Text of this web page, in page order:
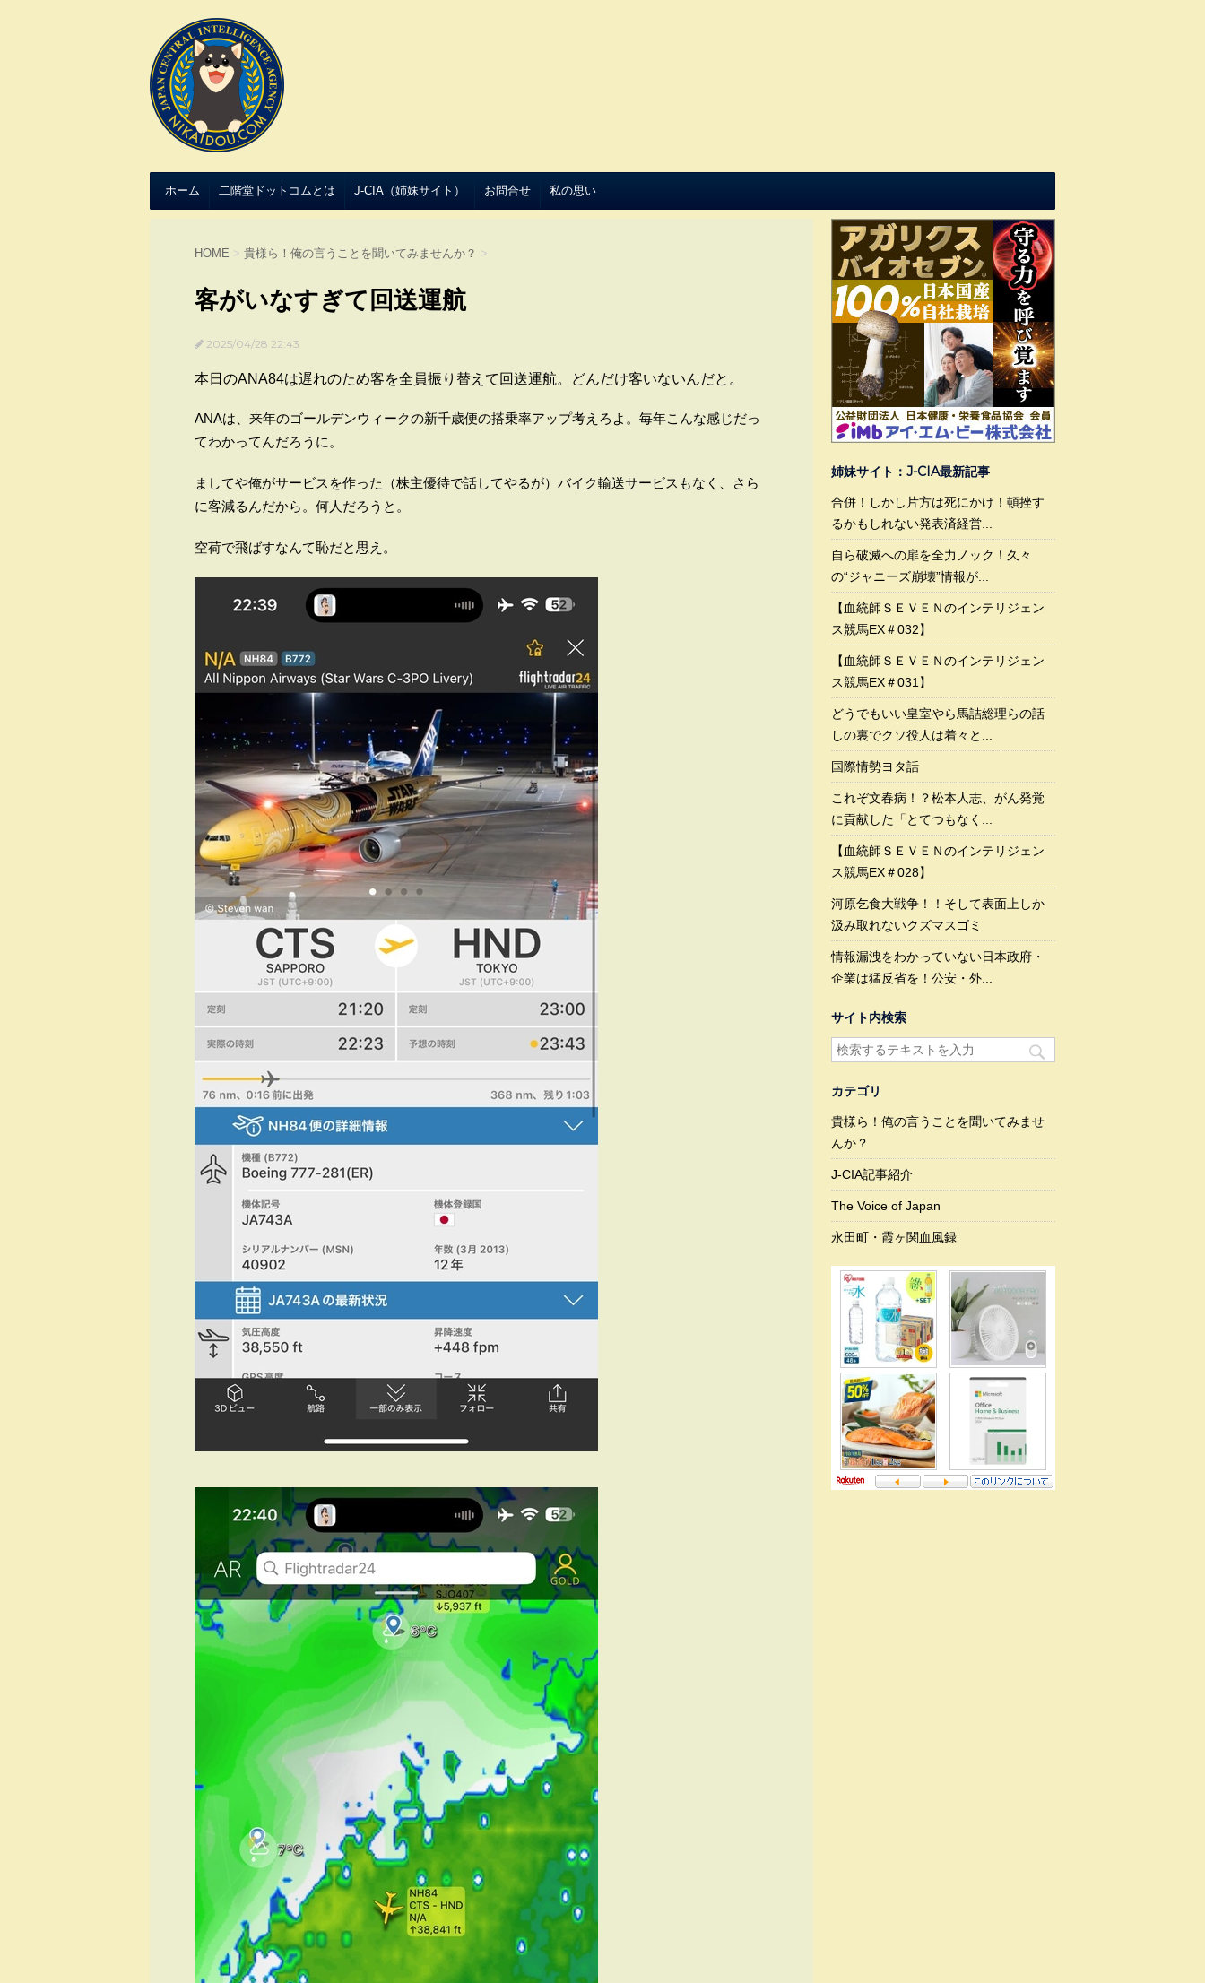
ホーム 二階堂ドットコムとは J-CIA（姉妹サイト） お問合せ 私の思い
HOME > 貴様ら！俺の言うことを聞いてみませんか？ >
客がいなすぎて回送運航
2025/04/28 22:43
本日のANA84は遅れのため客を全員振り替えて回送運航。どんだけ客いないんだと。
ANAは、来年のゴールデンウィークの新千歳便の搭乗率アップ考えろよ。毎年こんな感じだっ
てわかってんだろうに。
ましてや俺がサービスを作った（株主優待で話してやるが）バイク輸送サービスもなく、さら
に客減るんだから。何人だろうと。
空荷で飛ばすなんて恥だと思え。
姉妹サイト：J-CIA最新記事
合併！しかし片方は死にかけ！頓挫す
るかもしれない発表済経営...
自ら破滅への扉を全力ノック！久々
の“ジャニーズ崩壊”情報が...
【血統師ＳＥＶＥＮのインテリジェン
ス競馬EX＃032】
【血統師ＳＥＶＥＮのインテリジェン
ス競馬EX＃031】
どうでもいい皇室やら馬詰総理らの話
しの裏でクソ役人は着々と...
国際情勢ヨタ話
これぞ文春病！？松本人志、がん発覚
に貢献した「とてつもなく...
【血統師ＳＥＶＥＮのインテリジェン
ス競馬EX＃028】
河原乞食大戦争！！そして表面上しか
汲み取れないクズマスゴミ
情報漏洩をわかっていない日本政府・
企業は猛反省を！公安・外...
サイト内検索
カテゴリ
貴様ら！俺の言うことを聞いてみませ
んか？
J-CIA記事紹介
The Voice of Japan
永田町・霞ヶ関血風録